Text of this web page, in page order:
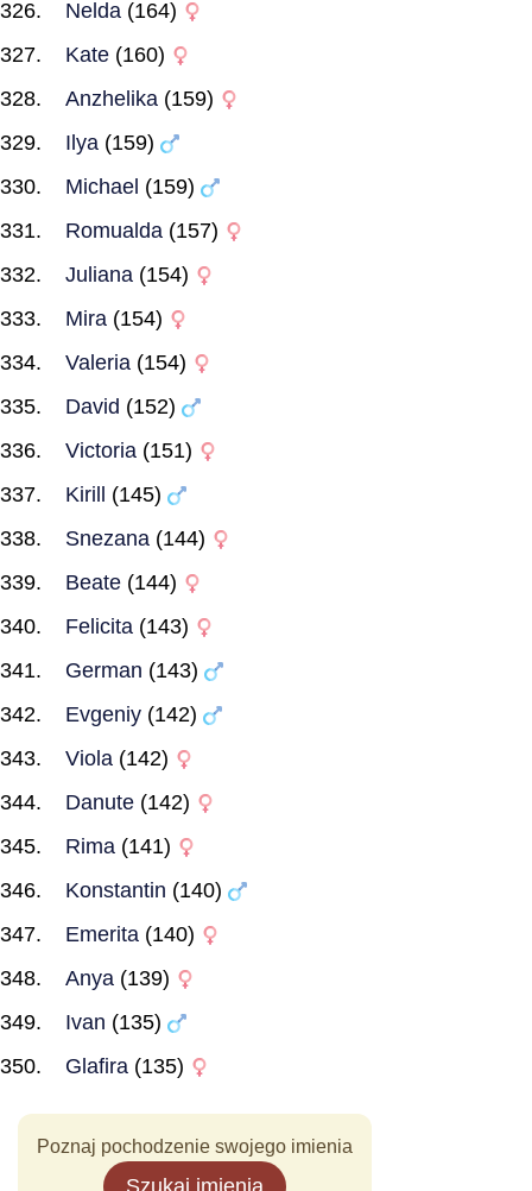
Nelda (164)
Kate (160)
Anzhelika (159)
Ilya (159)
Michael (159)
Romualda (157)
Juliana (154)
Mira (154)
Valeria (154)
David (152)
Victoria (151)
Kirill
(145)
Snezana (144)
Beate (144)
Felicita (143)
German (143)
Evgeniy (142)
Viola (142)
Danute (142)
Rima (141)
Konstantin (140)
Emerita (140)
Anya (139)
Ivan (135)
Glafira (135)
Poznaj pochodzenie swojego imienia
Szukaj imienia